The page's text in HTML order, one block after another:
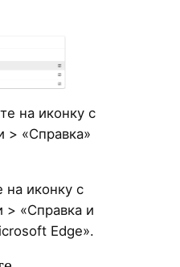
на иконку с
> «Справка»
иконку с
> «Справка и
Edge».